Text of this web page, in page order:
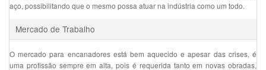
aço, possibilitando que o mesmo possa atuar na indústria como um todo.
Mercado de Trabalho
O mercado para encanadores está bem aquecido e apesar das crises, é
uma profissão sempre em alta, pois é requerida tanto em novas obradas,